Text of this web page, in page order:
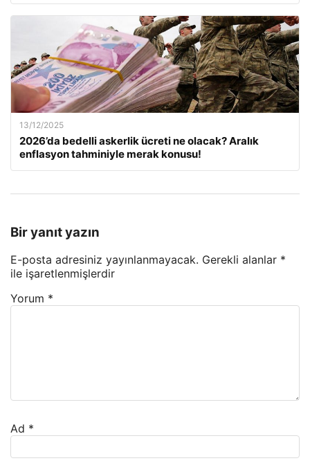
13/12/2025
2026’da bedelli askerlik ücreti ne olacak? Aralık
enflasyon tahminiyle merak konusu!
Bir yanıt yazın
E-posta adresiniz yayınlanmayacak. Gerekli alanlar *
ile işaretlenmişlerdir
Yorum *
Ad *